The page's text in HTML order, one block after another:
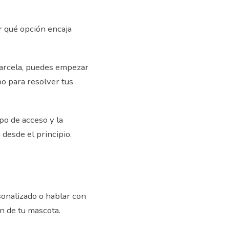
opción encaja
puedes empezar
para resolver tus
de acceso y la
el principio.
o hablar con
de tu mascota.